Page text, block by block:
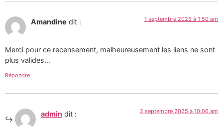
Amandine dit : 1 septembre 2025 à 1:50 am
Merci pour ce recensement, malheureusement les liens ne sont
plus valides…
Répondre
admin dit : 2 septembre 2025 à 10:06 am